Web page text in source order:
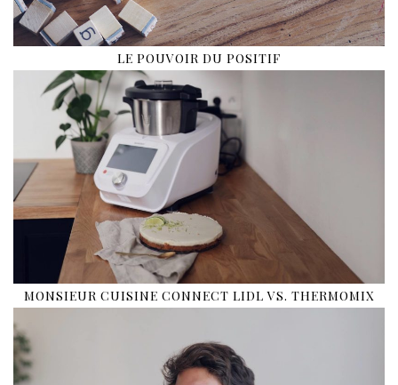
LE POUVOIR DU POSITIF
MONSIEUR CUISINE CONNECT LIDL VS. THERMOMIX